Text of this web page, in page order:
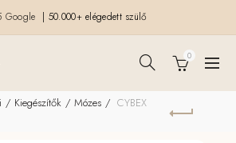
| 50.000+ elégedett szülő
0
Kiegészítők Mózes
CYBEX